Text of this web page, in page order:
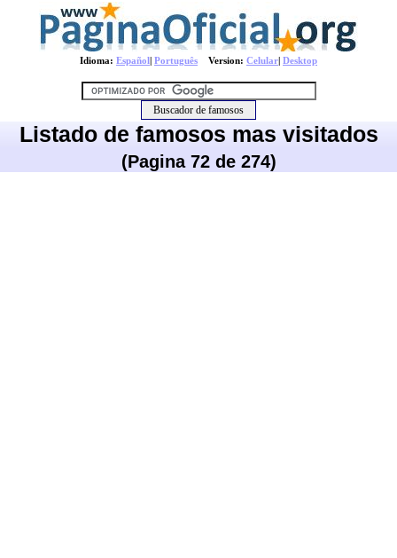
Idioma: Español| Português Version: Celular| Desktop
Listado de famosos mas visitados
(Pagina 72 de 274)